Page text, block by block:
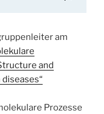
am
and
Prozesse